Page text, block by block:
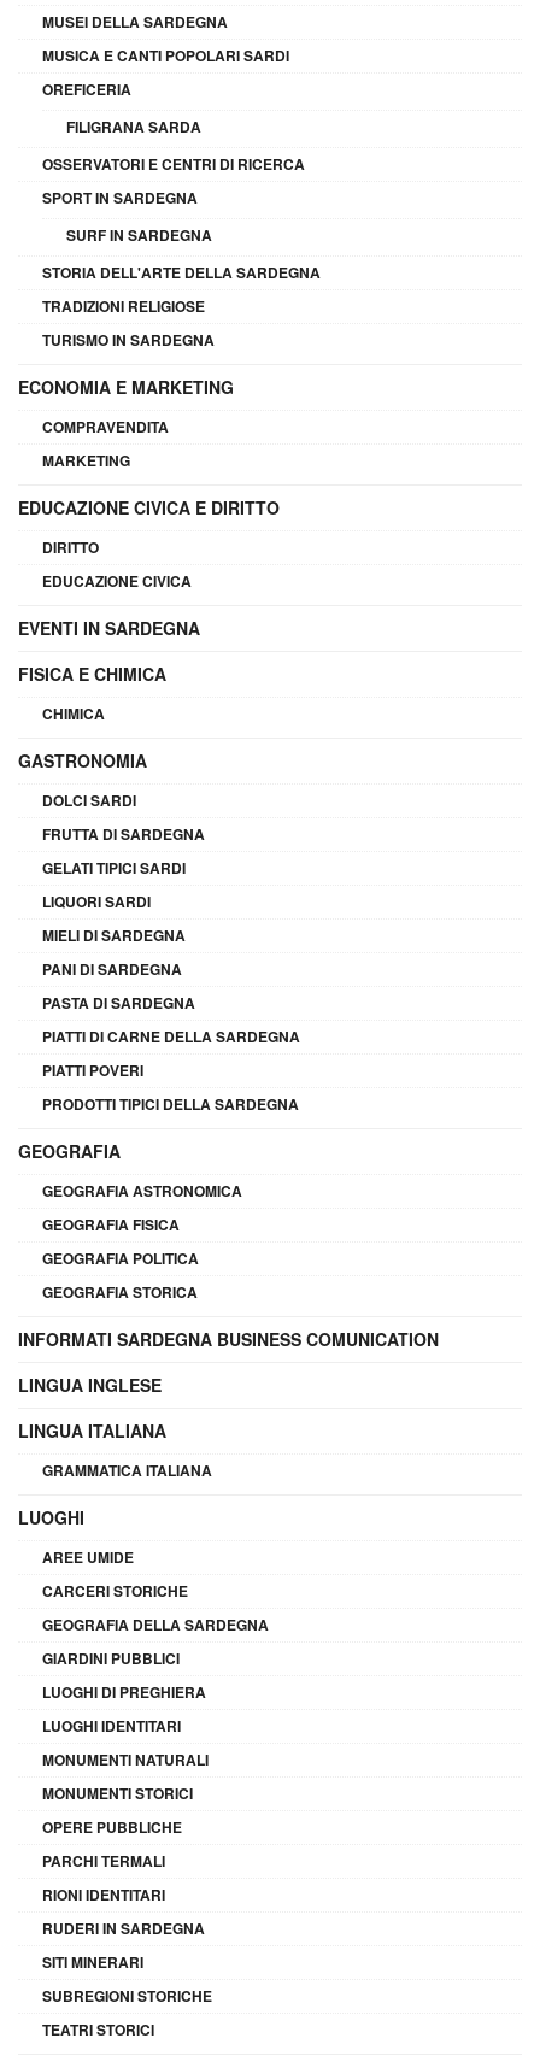
MUSEI DELLA SARDEGNA
MUSICA E CANTI POPOLARI SARDI
OREFICERIA
FILIGRANA SARDA
OSSERVATORI E CENTRI DI RICERCA
SPORT IN SARDEGNA
SURF IN SARDEGNA
STORIA DELL'ARTE DELLA SARDEGNA
TRADIZIONI RELIGIOSE
TURISMO IN SARDEGNA
ECONOMIA E MARKETING
COMPRAVENDITA
MARKETING
EDUCAZIONE CIVICA E DIRITTO
DIRITTO
EDUCAZIONE CIVICA
EVENTI IN SARDEGNA
FISICA E CHIMICA
CHIMICA
GASTRONOMIA
DOLCI SARDI
FRUTTA DI SARDEGNA
GELATI TIPICI SARDI
LIQUORI SARDI
MIELI DI SARDEGNA
PANI DI SARDEGNA
PASTA DI SARDEGNA
PIATTI DI CARNE DELLA SARDEGNA
PIATTI POVERI
PRODOTTI TIPICI DELLA SARDEGNA
GEOGRAFIA
GEOGRAFIA ASTRONOMICA
GEOGRAFIA FISICA
GEOGRAFIA POLITICA
GEOGRAFIA STORICA
INFORMATI SARDEGNA BUSINESS COMUNICATION
LINGUA INGLESE
LINGUA ITALIANA
GRAMMATICA ITALIANA
LUOGHI
AREE UMIDE
CARCERI STORICHE
GEOGRAFIA DELLA SARDEGNA
GIARDINI PUBBLICI
LUOGHI DI PREGHIERA
LUOGHI IDENTITARI
MONUMENTI NATURALI
MONUMENTI STORICI
OPERE PUBBLICHE
PARCHI TERMALI
RIONI IDENTITARI
RUDERI IN SARDEGNA
SITI MINERARI
SUBREGIONI STORICHE
TEATRI STORICI